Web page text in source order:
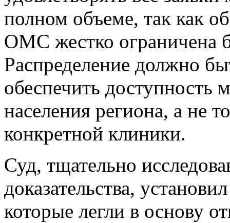
полном объеме, так как
ОМС жестко ограничена
Распределение должно
обеспечить доступность
населения региона, а не
конкретной клиники.
Суд, тщательно
доказательства,
которые легли в основу